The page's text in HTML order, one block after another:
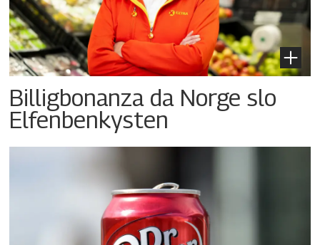
Billigbonanza da Norge slo
Elfenbenkysten